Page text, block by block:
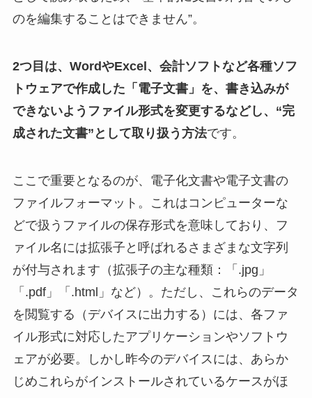
のを編集することはできません”。
2つ目は、WordやExcel、会計ソフトなど各種ソフ
トウェアで作成した「電子文書」を、書き込みが
できないようファイル形式を変更するなどし、“完
成された文書”として取り扱う方法です。
ここで重要となるのが、電子化文書や電子文書の
ファイルフォーマット。これはコンピューターな
どで扱うファイルの保存形式を意味しており、フ
ァイル名には拡張子と呼ばれるさまざまな文字列
が付与されます（拡張子の主な種類：「.jpg」
「.pdf」「.html」など）。ただし、これらのデータ
を閲覧する（デバイスに出力する）には、各ファ
イル形式に対応したアプリケーションやソフトウ
ェアが必要。しかし昨今のデバイスには、あらか
じめこれらがインストールされているケースがほ